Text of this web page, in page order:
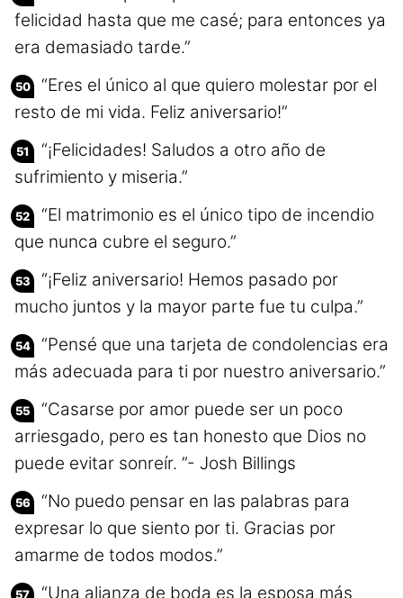
felicidad hasta que me casé; para entonces ya
era demasiado tarde.”
“Eres el único al que quiero molestar por el
resto de mi vida. Feliz aniversario!”
“¡Felicidades! Saludos a otro año de
sufrimiento y miseria.”
“El matrimonio es el único tipo de incendio
que nunca cubre el seguro.”
“¡Feliz aniversario! Hemos pasado por
mucho juntos y la mayor parte fue tu culpa.”
“Pensé que una tarjeta de condolencias era
más adecuada para ti por nuestro aniversario.”
“Casarse por amor puede ser un poco
arriesgado, pero es tan honesto que Dios no
puede evitar sonreír. ”- Josh Billings
“No puedo pensar en las palabras para
expresar lo que siento por ti. Gracias por
amarme de todos modos.”
“Una alianza de boda es la esposa más